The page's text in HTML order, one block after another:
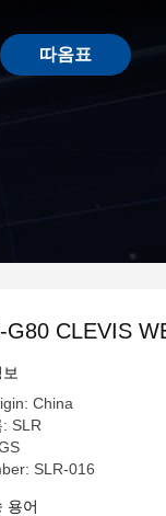
따옴표
G80 CLEVIS
China
SLR
SLR-016
용어